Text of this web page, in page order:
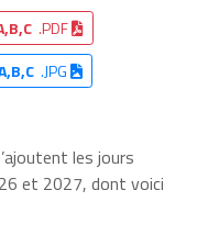
.PDF
.JPG
les jours
et 2027, dont voici